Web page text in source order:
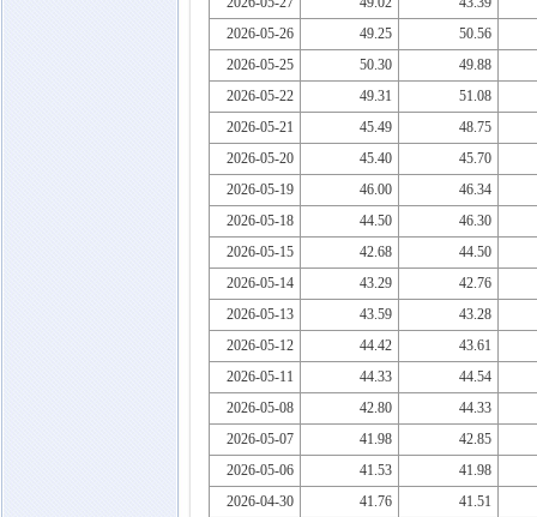
2026-05-26
49.25
50.56
2026-05-25
50.30
49.88
2026-05-22
49.31
51.08
2026-05-21
45.49
48.75
2026-05-20
45.40
45.70
2026-05-19
46.00
46.34
2026-05-18
44.50
46.30
2026-05-15
42.68
44.50
2026-05-14
43.29
42.76
2026-05-13
43.59
43.28
2026-05-12
44.42
43.61
2026-05-11
44.33
44.54
2026-05-08
42.80
44.33
2026-05-07
41.98
42.85
2026-05-06
41.53
41.98
2026-04-30
41.76
41.51